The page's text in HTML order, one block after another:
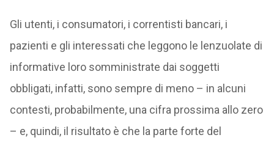
Gli utenti, i consumatori, i correntisti bancari, i
pazienti e gli interessati che leggono le lenzuolate di
informative loro somministrate dai soggetti
obbligati, infatti, sono sempre di meno – in alcuni
contesti, probabilmente, una cifra prossima allo zero
– e, quindi, il risultato è che la parte forte del